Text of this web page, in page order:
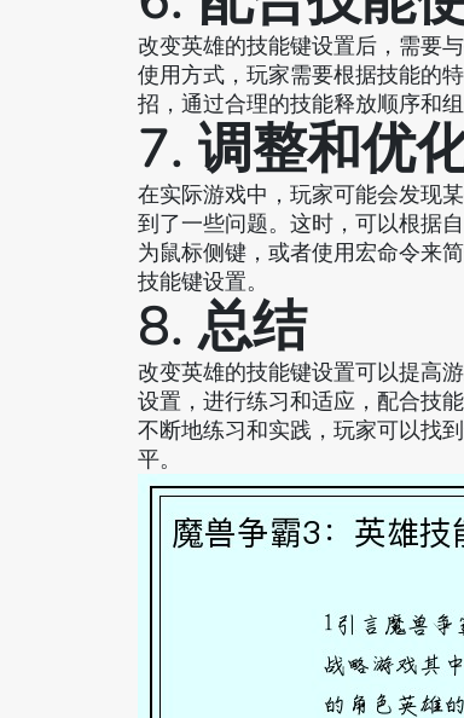
改变英雄的技能键设置后，需要
使用方式，玩家需要根据技能的
招，通过合理的技能释放顺序和
7. 调整和优
在实际游戏中，玩家可能会发现
到了一些问题。这时，可以根据
为鼠标侧键，或者使用宏命令来
技能键设置。
8. 总结
改变英雄的技能键设置可以提高
设置，进行练习和适应，配合技
不断地练习和实践，玩家可以找
平。